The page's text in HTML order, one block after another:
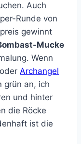
Auch
Runde von
gewinnt
Mucke
Wenn
oder Archangel
grün an, ich
und hinter
die Röcke
ist die